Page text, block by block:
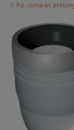
P.p. curva wc